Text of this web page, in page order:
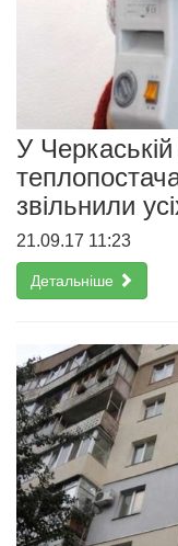
У Черкаській
звільнили
21.09.17 11:23
Детальніше